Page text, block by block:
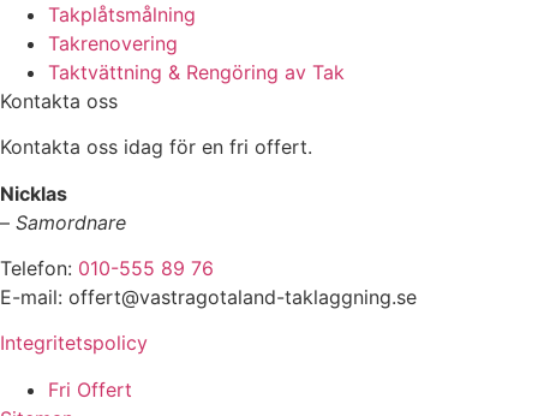
Takplåtsmålning
Takrenovering
Taktvättning & Rengöring av Tak
Kontakta oss
Kontakta oss idag för en fri offert.
Nicklas
– Samordnare
Telefon: 010-555 89 76
E-mail: offert@vastragotaland-taklaggning.se
Integritetspolicy
Fri Offert